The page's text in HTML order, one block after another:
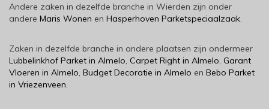
Andere zaken in dezelfde branche in Wierden zijn onder
andere Maris Wonen en Hasperhoven Parketspeciaalzaak.
Zaken in dezelfde branche in andere plaatsen zijn ondermeer
Lubbelinkhof Parket in Almelo, Carpet Right in Almelo, Garant
Vloeren in Almelo, Budget Decoratie in Almelo en Bebo Parket
in Vriezenveen.